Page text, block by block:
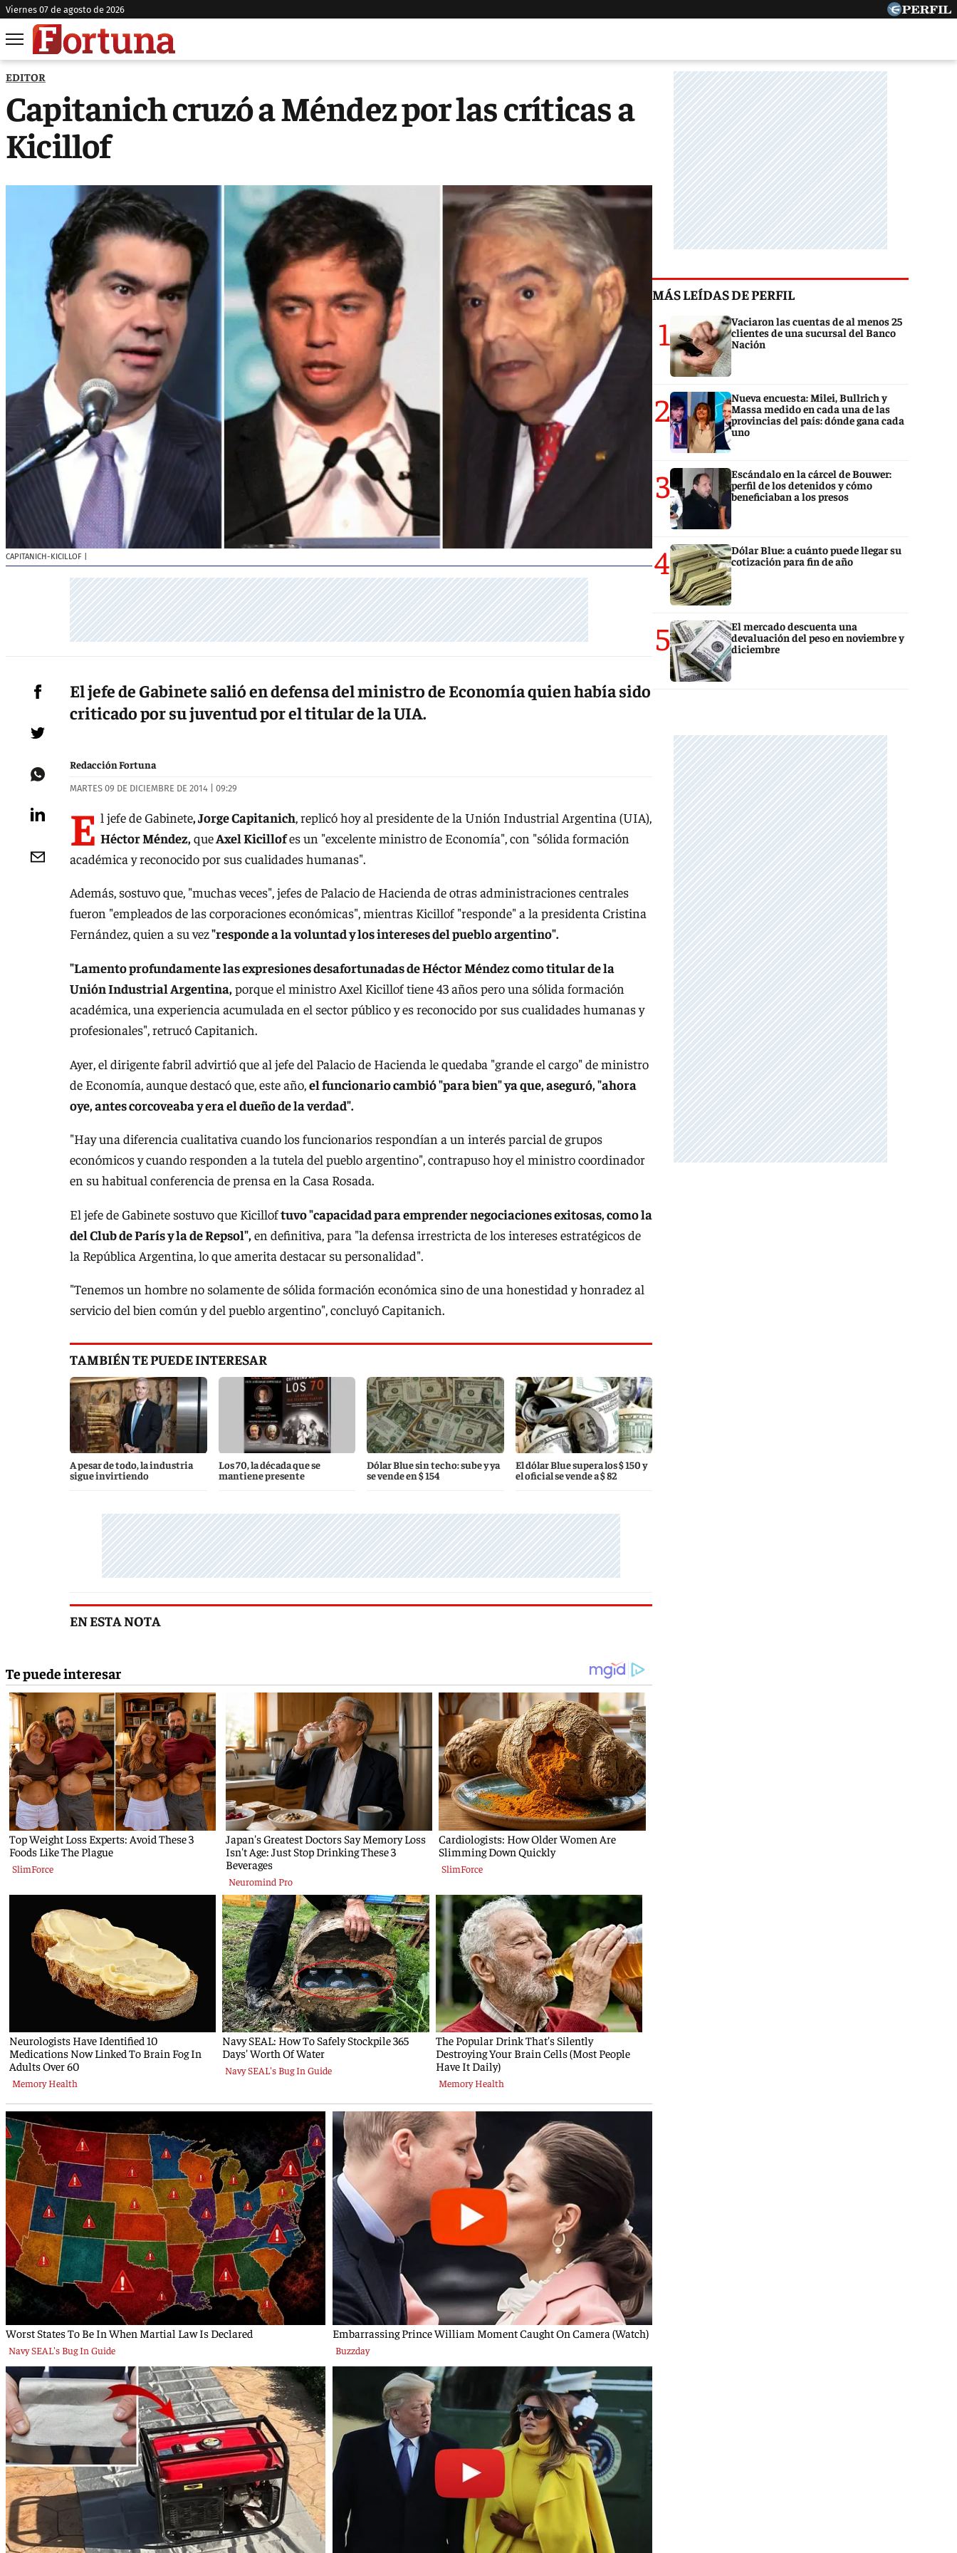
viernes 07 de agosto de 2026
EDITOR
Capitanich cruzó a Méndez por las críticas a
Kicillof
CAPITANICH-KICILLOF
El jefe de Gabinete salió en defensa del ministro de Economía quien había sido
criticado por su juventud por el titular de la UIA.
Redacción Fortuna
MARTES 09 DE DICIEMBRE DE 2014 | 09:29
E l jefe de Gabinete, Jorge Capitanich, replicó hoy al presidente de la Unión Industrial Argentina (UIA),
Héctor Méndez,queAxel Kicillofes un "excelente ministro de Economía", con "sólida formación
académica y reconocido por sus cualidades humanas".
Además, sostuvo que, "muchas veces", jefes de Palacio de Hacienda de otras administraciones centrales
fueron "empleados de las corporaciones económicas", mientras Kicillof "responde" a la presidenta Cristina
Fernández, quien a su vez"responde a la voluntad y los intereses del pueblo argentino".
"Lamento profundamente las expresiones desafortunadas de Héctor Méndez como titular de la
Unión Industrial Argentina,porque el ministro Axel Kicillof tiene 43 años pero una sólida formación
académica, una experiencia acumulada en el sector público y es reconocido por sus cualidades humanas y
profesionales", retrucó Capitanich.
Ayer, el dirigente fabril advirtió que al jefe del Palacio de Hacienda le quedaba "grande el cargo" de ministro
de Economía, aunque destacó que, este año, el funcionario cambió "para bien" ya que, aseguró, "ahora
oye, antes corcoveaba y era el dueño de la verdad".
"Hay una diferencia cualitativa cuando los funcionarios respondían a un interés parcial de grupos
económicos y cuando responden a la tutela del pueblo argentino", contrapuso hoy el ministro coordinador
en su habitual conferencia de prensa en la Casa Rosada.
El jefe de Gabinete sostuvo que Kicilloftuvo "capacidad para emprender negociaciones exitosas, como la
del Club de París y la de Repsol",en definitiva, para "la defensa irrestricta de los intereses estratégicos de
la República Argentina, lo que amerita destacar su personalidad".
"Tenemos un hombre no solamente de sólida formación económica sino de una honestidad y honradez al
servicio del bien común y del pueblo argentino", concluyó Capitanich.
TAMBIÉN TE PUEDE INTERESAR
A pesar de todo, la industria
sigue invirtiendo
Los 70, la década que se
mantiene presente
Dólar Blue sin techo: sube y ya
se vende en $ 154
El dólar Blue supera los $ 150 y
el oficial se vende a $ 82
EN ESTA NOTA
MÁS LEÍDAS DE PERFIL
1
Vaciaron las cuentas de al menos 25
clientes de una sucursal del Banco
Nación
2
Nueva encuesta: Milei, Bullrich y
Massa medido en cada una de las
provincias del país: dónde gana cada
uno
3
Escándalo en la cárcel de Bouwer:
perfil de los detenidos y cómo
beneficiaban a los presos
4
Dólar Blue: a cuánto puede llegar su
cotización para fin de año
5
El mercado descuenta una
devaluación del peso en noviembre y
diciembre